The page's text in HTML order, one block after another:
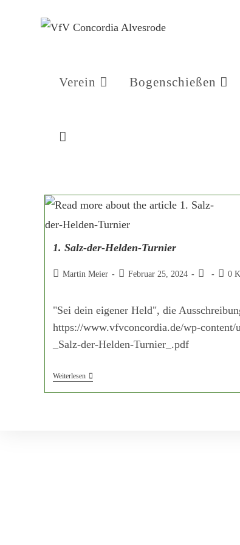
Verein Bogenschießen
1. Salz-der-Helden-Turnier
Martin Meier Februar 25, 2024 0
"Sei dein eigener Held", die
https://www.vfvconcordia.de/wp-content/
_Salz-der-Helden-Turnier_.pdf
Weiterlesen